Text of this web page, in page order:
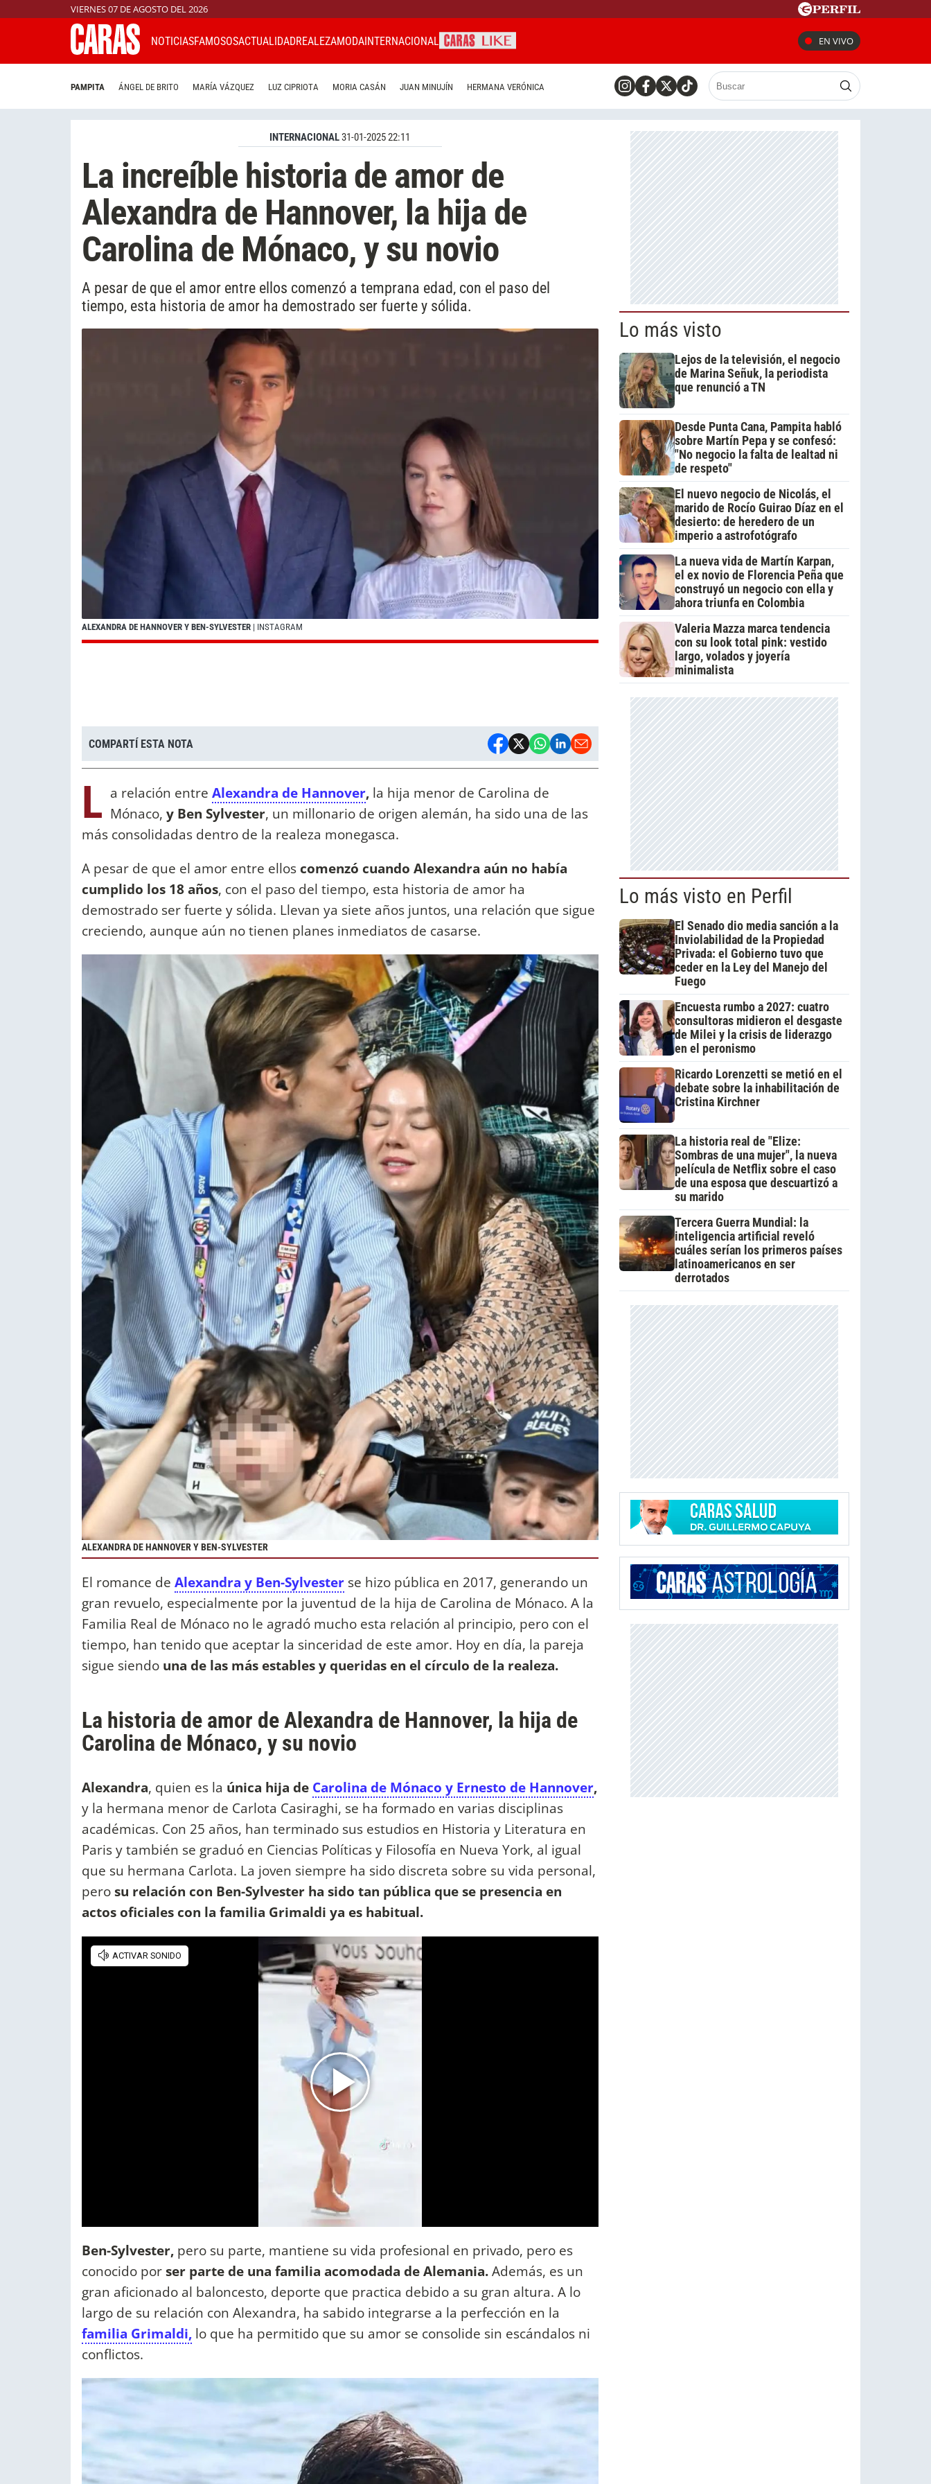
VIERNES 07 DE AGOSTO DEL 2026
NOTICIASFAMOSOSACTUALIDADREALEZAMODAINTERNACIONAL EN VIVO
PAMPITA ÁNGEL DE BRITO MARÍA VÁZQUEZ LUZ CIPRIOTA MORIA CASÁN JUAN MINUJÍN HERMANA VERÓNICA
INTERNACIONAL31-01-2025 22:11
La increíble historia de amor de
Alexandra de Hannover, la hija de
Carolina de Mónaco, y su novio
A pesar de que el amor entre ellos comenzó a temprana edad, con el paso del
tiempo, esta historia de amor ha demostrado ser fuerte y sólida.
ALEXANDRA DE HANNOVER Y BEN-SYLVESTER | INSTAGRAM
COMPARTÍ ESTA NOTA
L a relación entre Alexandra de Hannover, la hija menor de Carolina de
Mónaco, y Ben Sylvester, un millonario de origen alemán, ha sido una de las
más consolidadas dentro de la realeza monegasca.
A pesar de que el amor entre ellos comenzó cuando Alexandra aún no había
cumplido los 18 años, con el paso del tiempo, esta historia de amor ha
demostrado ser fuerte y sólida. Llevan ya siete años juntos, una relación que sigue
creciendo, aunque aún no tienen planes inmediatos de casarse.
ALEXANDRA DE HANNOVER Y BEN-SYLVESTER
El romance de Alexandra y Ben-Sylvester se hizo pública en 2017, generando un
gran revuelo, especialmente por la juventud de la hija de Carolina de Mónaco. A la
Familia Real de Mónaco no le agradó mucho esta relación al principio, pero con el
tiempo, han tenido que aceptar la sinceridad de este amor. Hoy en día, la pareja
sigue siendo una de las más estables y queridas en el círculo de la realeza.
La historia de amor de Alexandra de Hannover, la hija de
Carolina de Mónaco, y su novio
Alexandra, quien es la única hija de Carolina de Mónaco y Ernesto de Hannover,
y la hermana menor de Carlota Casiraghi, se ha formado en varias disciplinas
académicas. Con 25 años, han terminado sus estudios en Historia y Literatura en
Paris y también se graduó en Ciencias Políticas y Filosofía en Nueva York, al igual
que su hermana Carlota. La joven siempre ha sido discreta sobre su vida personal,
perosu relación con Ben-Sylvester ha sido tan pública que se presencia en
actos oficiales con la familia Grimaldi ya es habitual.
Ben-Sylvester, pero su parte, mantiene su vida profesional en privado, pero es
conocido porser parte de una familia acomodada de Alemania.Además, es un
gran aficionado al baloncesto, deporte que practica debido a su gran altura. A lo
largo de su relación con Alexandra, ha sabido integrarse a la perfección en la
familia Grimaldi, lo que ha permitido que su amor se consolide sin escándalos ni
conflictos.
Lo más visto
Lejos de la televisión, el negocio
de Marina Señuk, la periodista
que renunció a TN
Desde Punta Cana, Pampita habló
sobre Martín Pepa y se confesó:
"No negocio la falta de lealtad ni
de respeto"
El nuevo negocio de Nicolás, el
marido de Rocío Guirao Díaz en el
desierto: de heredero de un
imperio a astrofotógrafo
La nueva vida de Martín Karpan,
el ex novio de Florencia Peña que
construyó un negocio con ella y
ahora triunfa en Colombia
Valeria Mazza marca tendencia
con su look total pink: vestido
largo, volados y joyería
minimalista
Lo más visto en Perfil
El Senado dio media sanción a la
Inviolabilidad de la Propiedad
Privada: el Gobierno tuvo que
ceder en la Ley del Manejo del
Fuego
Encuesta rumbo a 2027: cuatro
consultoras midieron el desgaste
de Milei y la crisis de liderazgo
en el peronismo
Ricardo Lorenzetti se metió en el
debate sobre la inhabilitación de
Cristina Kirchner
La historia real de "Elize:
Sombras de una mujer", la nueva
película de Netflix sobre el caso
de una esposa que descuartizó a
su marido
Tercera Guerra Mundial: la
inteligencia artificial reveló
cuáles serían los primeros países
latinoamericanos en ser
derrotados